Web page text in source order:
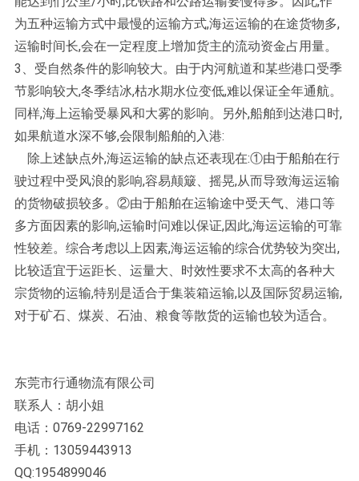
为五种运输方式中最慢的运输方式,海运运输的在途货物多,
运输时间长,会在一定程度上增加货主的流动资金占用量。
3、受自然条件的影响较大。由于内河航道和某些港口受季
节影响较大,冬季结冰,枯水期水位变低,难以保证全年通航。
同样,海上运输受暴风和大雾的影响。另外,船舶到达港口时,
如果航道水深不够,会限制船舶的入港:
除上述缺点外,海运运输的缺点还表现在:①由于船舶在行
驶过程中受风浪的影响,容易颠簸、摇晃,从而导致海运运输
的货物破损较多。②由于船舶在运输途中受天气、港口等
多方面因素的影响,运输时问难以保证,因此,海运运输的可靠
性较差。综合考虑以上因素,海运运输的综合优势较为突出,
比较适宜于运距长、运量大、时效性要求不太高的各种大
宗货物的运输,特别是适合于集装箱运输,以及国际贸易运输,
对于矿石、煤炭、石油、粮食等散货的运输也较为适合。
东莞市行通物流有限公司
联系人：胡小姐
电话：0769-22997162
手机：13059443913
QQ:1954899046